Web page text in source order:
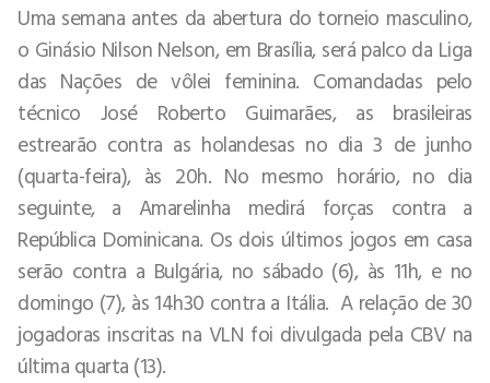
Uma semana antes da abertura do torneio masculino,
o Ginásio Nilson Nelson, em Brasília, será palco da Liga
das Nações de vôlei feminina. Comandadas pelo
técnico José Roberto Guimarães, as brasileiras
estrearão contra as holandesas no dia 3 de junho
(quarta-feira), às 20h. No mesmo horário, no dia
seguinte, a Amarelinha medirá forças contra a
República Dominicana. Os dois últimos jogos em casa
serão contra a Bulgária, no sábado (6), às 11h, e no
domingo (7), às 14h30 contra a Itália. A relação de 30
jogadoras inscritas na VLN foi divulgada pela CBV na
última quarta (13).